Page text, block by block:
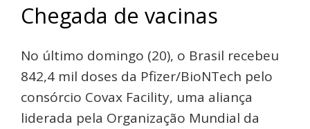
Chegada de vacinas
No último domingo (20), o Brasil recebeu
842,4 mil doses da Pfizer/BioNTech pelo
consórcio Covax Facility, uma aliança
liderada pela Organização Mundial da